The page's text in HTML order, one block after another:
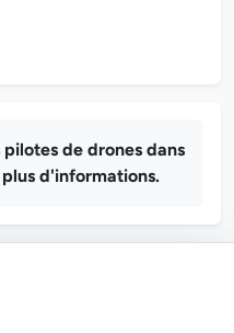
de drones dans
d'informations.